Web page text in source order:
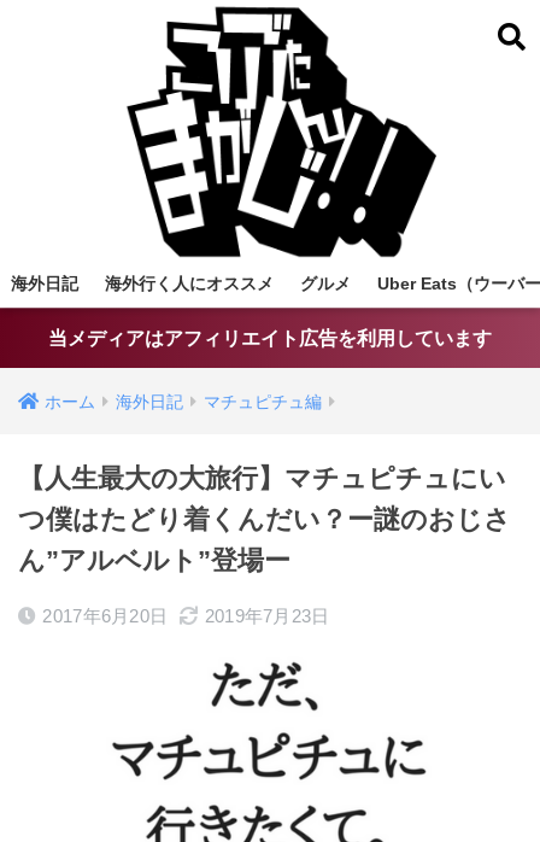
海外日記 海外行く人にオススメ グルメ Uber Eats（ウーバ
当メディアはアフィリエイト広告を利用しています
ホーム 海外日記 マチュピチュ編
【人生最大の大旅行】マチュピチュにい
つ僕はたどり着くんだい？ー謎のおじさ
ん”アルベルト”登場ー
2017年6月20日 2019年7月23日